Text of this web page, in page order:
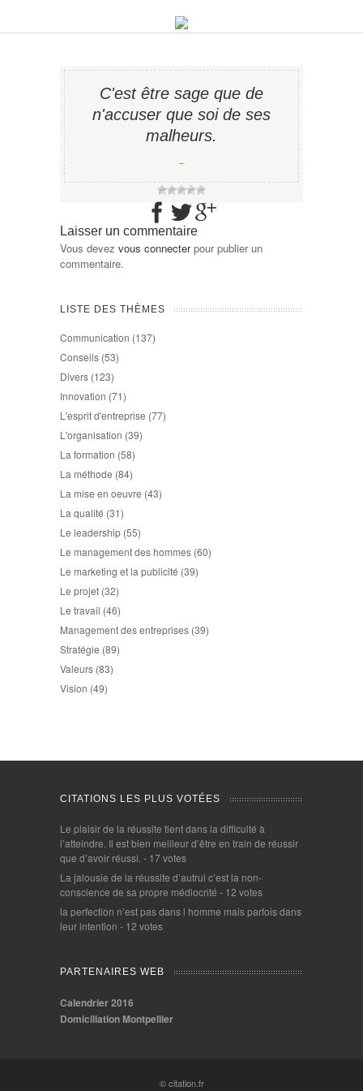
C'est être sage que de
n'accuser que soi de ses
malheurs.
−
Laisser un commentaire
Vous devez vous connecterpour publier un
commentaire.
LISTE DES THÈMES
Communication (137)
Conseils (53)
Divers (123)
Innovation (71)
L'esprit d'entreprise (77)
L'organisation (39)
La formation (58)
La méthode (84)
La mise en oeuvre (43)
La qualité (31)
Le leadership (55)
Le management des hommes (60)
Le marketing et la publicité (39)
Le projet (32)
Le travail (46)
Management des entreprises (39)
Stratégie (89)
Valeurs (83)
Vision (49)
CITATIONS LES PLUS VOTÉES
Le plaisir de la réussite tient dans la difficulté à
l’atteindre. Il est bien meilleur d’être en train de réussir
que d’avoir réussi. - 17 votes
La jalousie de la réussite d’autrui c’est la non-
conscience de sa propre médiocrité - 12 votes
la perfection n’est pas dans l homme mais parfois dans
leur intention - 12 votes
PARTENAIRES WEB
Calendrier 2016
Domiciliation Montpellier
© citation.fr